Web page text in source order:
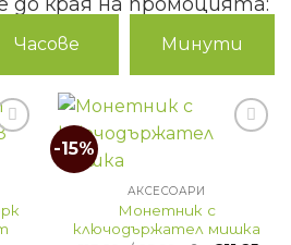
Часове Минути
-15%
АКСЕСОАРИ
Монетник с
ключодържател мишка